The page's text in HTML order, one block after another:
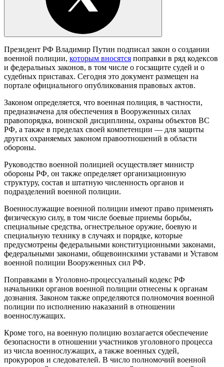
Президент РФ Владимир Путин подписал закон о создании
военной полиции, которым вносятся поправки в ряд кодексов
и федеральных законов, в том числе о госзащите судей и о
судебных приставах. Сегодня это документ размещен на
портале официального опубликования правовых актов.
Законом определяется, что военная полиция, в частности,
предназначена для обеспечения в Вооруженных силах
правопорядка, воинской дисциплины, охраны объектов ВС
РФ, а также в пределах своей компетенции — для защиты
других охраняемых законом правоотношений в области
обороны.
Руководство военной полицией осуществляет министр
обороны РФ, он также определяет организационную
структуру, состав и штатную численность органов и
подразделений военной полиции.
Военнослужащие военной полиции имеют право применять
физическую силу, в том числе боевые приемы борьбы,
специальные средства, огнестрельное оружие, боевую и
специальную технику в случаях и порядке, которые
предусмотрены федеральными конституционными законами,
федеральными законами, общевоинскими уставами и Уставом
военной полиции Вооруженных сил РФ.
Поправками в Уголовно-процессуальный кодекс РФ
начальники органов военной полиции отнесены к органам
дознания. Законом также определяются полномочия военной
полиции по исполнению наказаний в отношении
военнослужащих.
Кроме того, на военную полицию возлагается обеспечение
безопасности в отношении участников уголовного процесса
из числа военнослужащих, а также военных судей,
прокуроров и следователей. В число полномочий военной